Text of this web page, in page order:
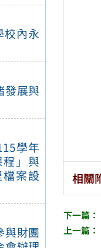
內永
發展與
學年
」與
案設
與財團
相關